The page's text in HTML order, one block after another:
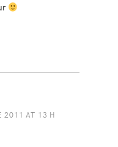
2011 AT 13 H